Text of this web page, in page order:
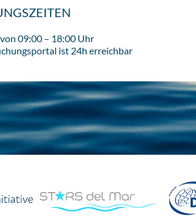
09:00 – 18:00 Uhr
ist 24h erreichbar